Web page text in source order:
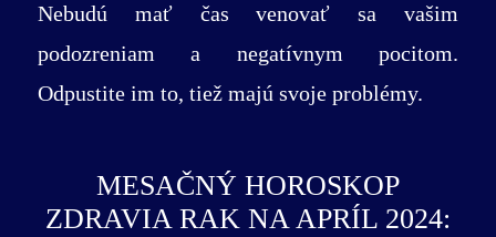
Nebudú mať čas venovať sa vašim
podozreniam a negatívnym pocitom.
Odpustite im to, tiež majú svoje problémy.
MESAČNÝ HOROSKOP
ZDRAVIA RAK NA APRÍL 2024: